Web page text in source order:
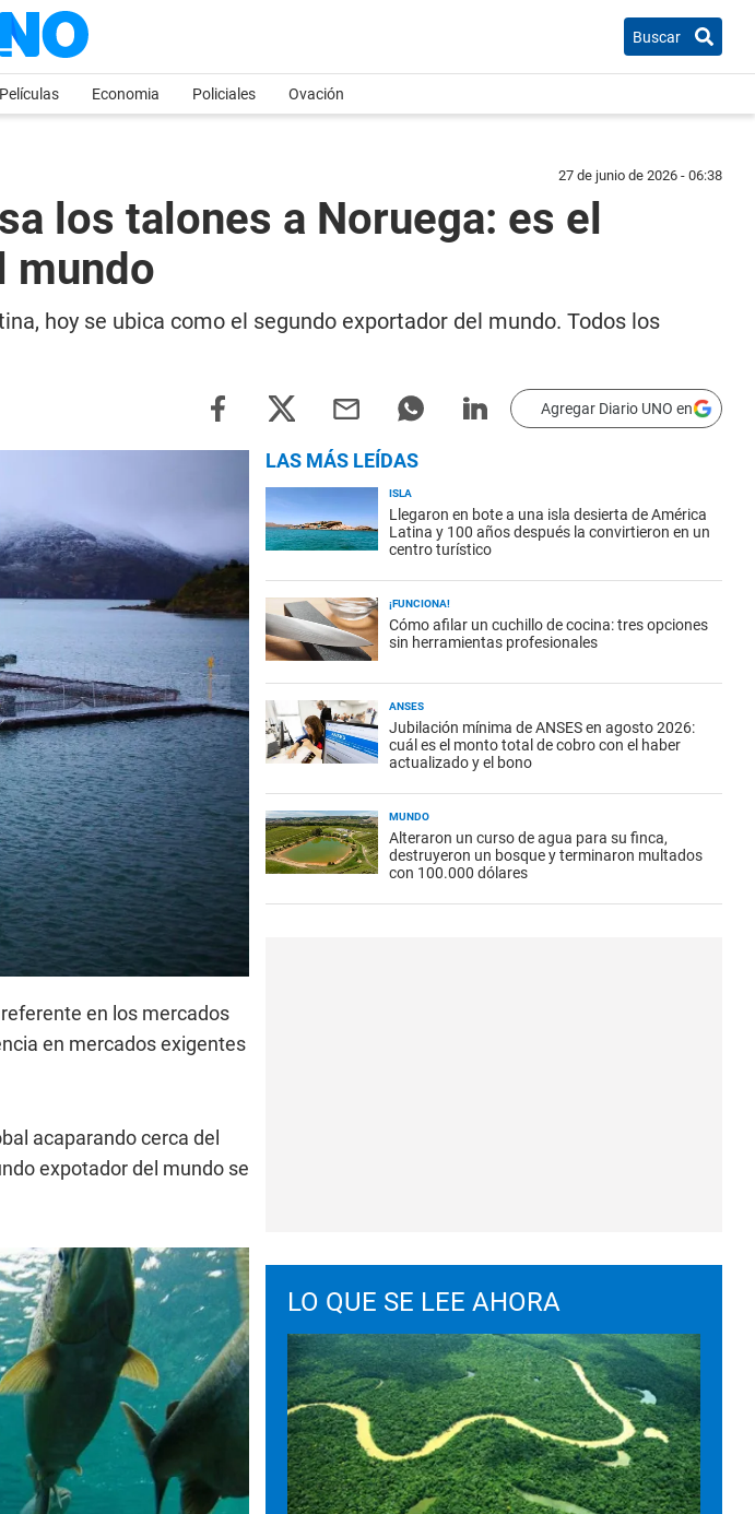
Buscar
Economia Policiales Ovación
27 de junio de 2026 - 06:38
los talones a Noruega: es el
mundo
hoy se ubica como el segundo exportador del mundo. Todos los
Agregar Diario UNO en
en los mercados
en mercados exigentes
acaparando cerca del
expotador del mundo se
LAS MÁS LEÍDAS
ISLA
Llegaron en bote a una isla desierta de América
Latina y 100 años después la convirtieron en un
centro turístico
¡FUNCIONA!
Cómo afilar un cuchillo de cocina: tres opciones
sin herramientas profesionales
ANSES
Jubilación mínima de ANSES en agosto 2026:
cuál es el monto total de cobro con el haber
actualizado y el bono
MUNDO
Alteraron un curso de agua para su finca,
destruyeron un bosque y terminaron multados
con 100.000 dólares
LO QUE SE LEE AHORA